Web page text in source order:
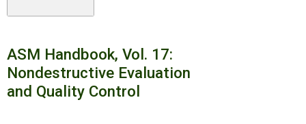
ASM Handbook, Vol. 17:
Nondestructive Evaluation
and Quality Control